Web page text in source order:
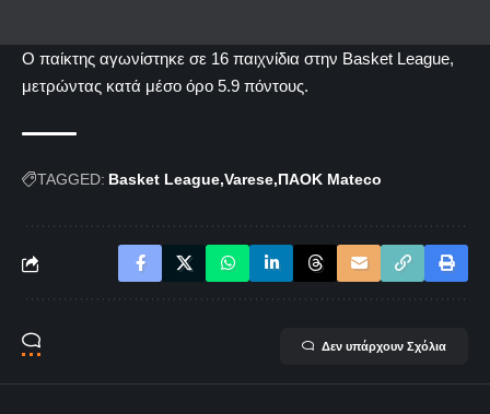
Ο παίκτης αγωνίστηκε σε 16 παιχνίδια στην Basket League,
μετρώντας κατά μέσο όρο 5.9 πόντους.
TAGGED: Basket League Varese ΠΑΟΚ Μateco
Δεν υπάρχουν Σχόλια